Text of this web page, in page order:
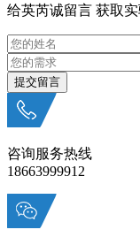
给英芮诚留言 获取
咨询服务热线
18663999912